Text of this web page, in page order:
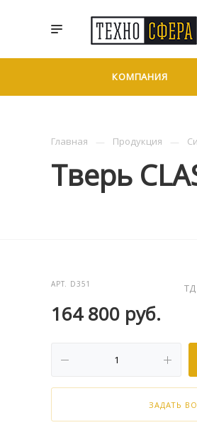
КОМПАНИЯ
Главная Продукция
Тверь
АРТ. D351
164 800 руб.
ЗАДАТЬ